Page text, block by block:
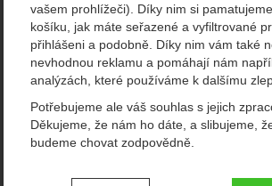
vašem prohlížeči). Díky nim si
košíku, jak máte seřazené a vyfiltrované
přihlášeni a podobně. Díky nim vám také
nevhodnou reklamu a pomáhají nám
analýzách, které používáme k dalšímu
Potřebujeme ale váš souhlas s jejich
Děkujeme, že nám ho dáte, a slibujeme,
budeme chovat zodpovědně.
Nastavení souhlasů s
Fotografie